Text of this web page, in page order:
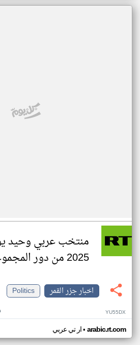
منتخب عربي وحيد
2025 من دور المجموعات
اخبار جزر القمر
Politics
YU55DX
ار تي عربي• arabic.rt.com